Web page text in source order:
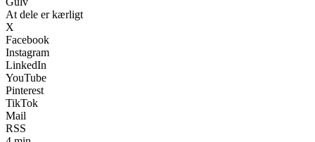
At dele er kærligt
X
Facebook
Instagram
LinkedIn
YouTube
Pinterest
TikTok
Mail
RSS